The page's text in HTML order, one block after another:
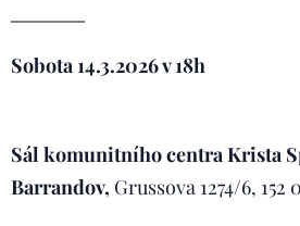
Sobota 14.3.2026 v 18h
Sál komunitního centra Krista
Barrandov, Grussova 1274/6, 152